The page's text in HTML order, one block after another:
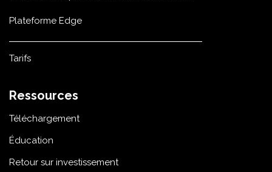
Plateforme Edge
Tarifs
Ressources
Téléchargement
Éducation
Retour sur investissement